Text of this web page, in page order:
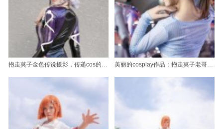
抱走莫子金色传说摄影，传递cos的魅力，分享如此优美的艺术 美丽的cosplay作品：抱走莫子老哥们奉上